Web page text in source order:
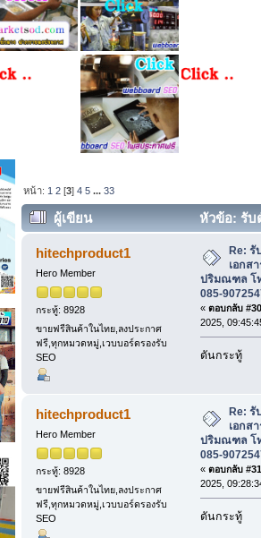
หน้า: 1 2 [3]4 5 ...33
ผู้เขียน
หัวข้อ: รับ
ปริมณฑล โทร 081-7148273, 085-
hitechproduct1
Hero Member
กระทู้: 8928
ขายฟรีสินค้าในไทย,ลงประกาศ
ฟรี,ทุกหมวดหมู่,เวบบอร์ดรองรับ
SEO
Re:
เอกส
ปริมณฑล โท
085-
« ตอบกลับ
2025,
ดันกระทู้
hitechproduct1
Hero Member
กระทู้: 8928
ขายฟรีสินค้าในไทย,ลงประกาศ
ฟรี,ทุกหมวดหมู่,เวบบอร์ดรองรับ
SEO
Re:
เอกส
ปริมณฑล โท
085-
« ตอบกลับ
2025,
ดันกระทู้